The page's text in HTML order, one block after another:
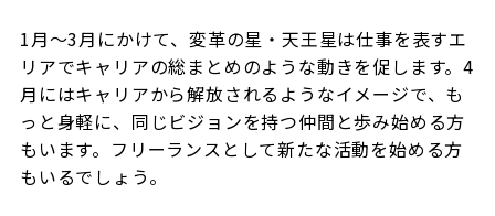
1月〜3月にかけて、変革の星・天王星は仕事を表すエ
リアでキャリアの総まとめのような動きを促します。4
月にはキャリアから解放されるようなイメージで、も
っと身軽に、同じビジョンを持つ仲間と歩み始める方
もいます。フリーランスとして新たな活動を始める方
もいるでしょう。